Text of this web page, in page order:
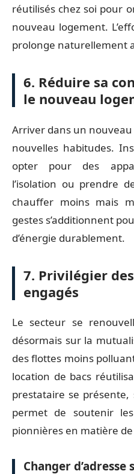
réutilisés chez soi pour
nouveau logement.
prolonge naturellement
6. Réduire sa
le nouveau
Arriver dans un
nouvelles habitudes.
opter pour des
l’isolation ou prendre
chauffer moins mais
gestes s’additionnent
d’énergie durablement.
7. Privilégier
engagés
Le secteur se
désormais sur la
des flottes moins
location de bacs
prestataire se présente,
permet de soutenir
pionnières en matière
Changer d’adresse